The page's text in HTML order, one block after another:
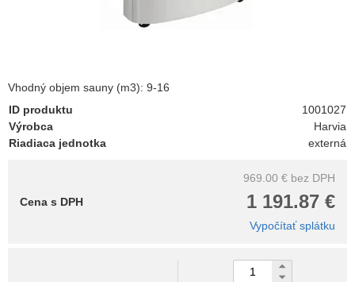
Vhodný objem sauny (m3): 9-16
ID produktu
1001027
Výrobca
Harvia
Riadiaca jednotka
externá
969.00 € bez DPH
1 191.87 €
Cena s DPH
Vypočítať splátku